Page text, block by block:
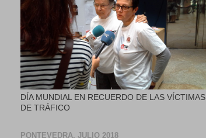
DÍA MUNDIAL EN RECUERDO DE LAS VÍCTIMAS
DE TRÁFICO
PONTEVEDRA, JULIO 2018